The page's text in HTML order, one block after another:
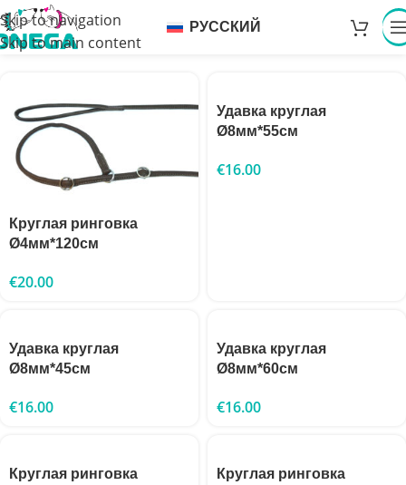
Skip to navigation
Skip to main content
РУССКИЙ
Круглая ринговка
Ø4мм*120см
€20.00
Удавка круглая
Ø8мм*55см
€16.00
Удавка круглая
Ø8мм*45см
€16.00
Удавка круглая
Ø8мм*60см
€16.00
Круглая ринговка
Круглая ринговка